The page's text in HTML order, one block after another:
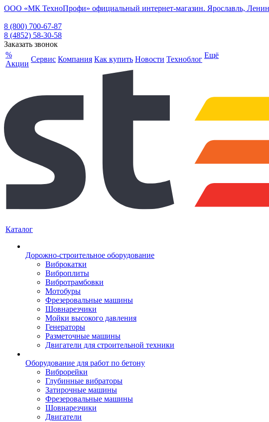
ООО «МК ТехноПрофи» официальный интернет-магазин. Ярославль,
8 (800) 700-67-87
8 (4852) 58-30-58
Заказать звонок
%
Акции
Сервис Компания Как купить Новости Техноблог Ещё
Каталог
Дорожно-строительное оборудование
Виброкатки
Виброплиты
Вибротрамбовки
Мотобуры
Фрезеровальные машины
Шовнарезчики
Мойки высокого давления
Генераторы
Разметочные машины
Двигатели для строительной техники
Оборудование для работ по бетону
Виброрейки
Глубинные вибраторы
Затирочные машины
Фрезеровальные машины
Шовнарезчики
Двигатели